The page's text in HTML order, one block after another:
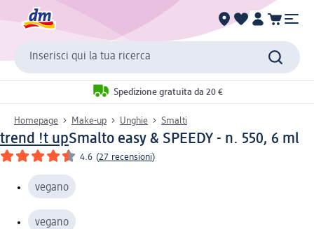
Inserisci qui la tua ricerca
Spedizione gratuita da 20 €
Homepage Make-up Unghie Smalti
trend !t upSmalto easy & SPEEDY - n. 550, 6 ml
4.6 (27 recensioni)
vegano
vegano